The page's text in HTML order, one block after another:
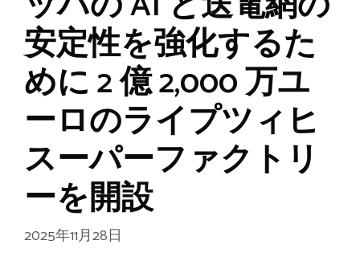
安定性を強化するた
めに 2 億 2,000 万ユ
ーロのライプツィヒ
スーパーファクトリ
ーを開設
2025年11月28日